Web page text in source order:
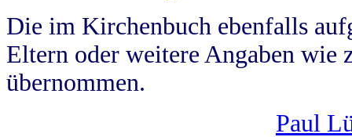
Die im Kirchenbuch ebenfalls
Eltern oder weitere Angaben wie
übernommen.
Paul